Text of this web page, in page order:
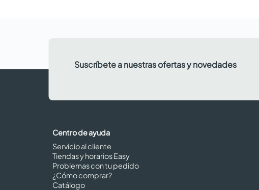
Suscríbete a nuestras ofertas y novedades
Centro de ayuda
Servicio al cliente
Tiendas y horarios Easy
Problemas con tu pedido
¿Cómo comprar?
Catálogo